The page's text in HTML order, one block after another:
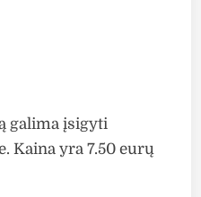
galima įsigyti
Kaina yra 7.50 eurų